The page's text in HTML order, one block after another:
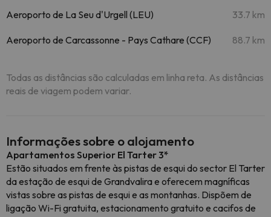
Aeroporto de La Seu d'Urgell (LEU) 33.7 km
Aeroporto de Carcassonne - Pays Cathare (CCF) 88.7 km
Todas as distâncias são calculadas em linha reta. As distâncias
reais de viagem podem variar.
Informações sobre o alojamento
Apartamentos Superior El Tarter 3*
Estão situados em frente às pistas de esqui do sector El Tarter
da estação de esqui de Grandvalira e oferecem magníficas
vistas sobre as pistas de esqui e as montanhas. Dispõem de
ligação Wi-Fi gratuita, estacionamento gratuito e cacifos de